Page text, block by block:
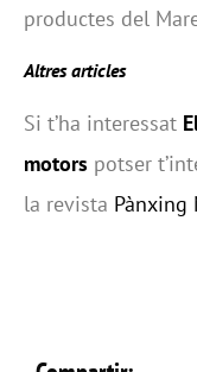
productes del
Altres articles
Si t’ha interessat
motors potser
la revista Pànxing